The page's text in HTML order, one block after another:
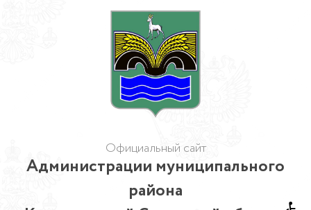
Официальный сайт
Администрации муниципального
района